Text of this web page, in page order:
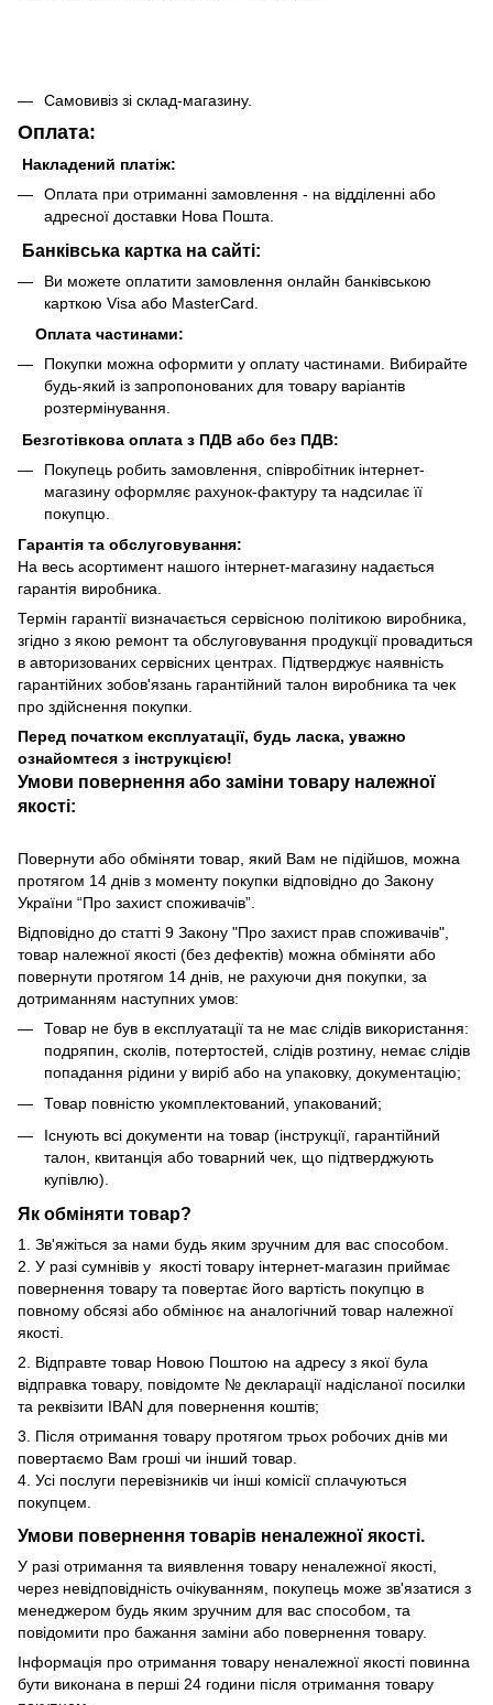
Самовивіз зі склад-магазину.
Оплата:
Накладений платіж:
Оплата при отриманні замовлення - на відділенні або
адресної доставки Нова Пошта.
Банківська картка на сайті:
Ви можете оплатити замовлення онлайн банківською
карткою Visa або MasterCard.
Оплата частинами:
Покупки можна оформити у оплату частинами. Вибирайте
будь-який із запропонованих для товару варіантів
розтермінування.
Безготівкова оплата з ПДВ або без ПДВ:
Покупець робить замовлення, співробітник інтернет-
магазину оформляє рахунок-фактуру та надсилає її
покупцю.
Гарантія та обслуговування:
На весь асортимент нашого інтернет-магазину надається
гарантія виробника.
Термін гарантії визначається сервісною політикою виробника,
згідно з якою ремонт та обслуговування продукції провадиться
в авторизованих сервісних центрах. Підтверджує наявність
гарантійних зобов'язань гарантійний талон виробника та чек
про здійснення покупки.
Перед початком експлуатації, будь ласка, уважно
ознайомтеся з інструкцією!
Умови повернення або заміни товару належної
якості:
Повернути або обміняти товар, який Вам не підійшов, можна
протягом 14 днів з моменту покупки відповідно до Закону
України “Про захист споживачів”.
Відповідно до статті 9 Закону "Про захист прав споживачів",
товар належної якості (без дефектів) можна обміняти або
повернути протягом 14 днів, не рахуючи дня покупки, за
дотриманням наступних умов:
Товар не був в експлуатації та не має слідів використання:
подряпин, сколів, потертостей, слідів розтину, немає слідів
попадання рідини у виріб або на упаковку, документацію;
Товар повністю укомплектований, упакований;
Існують всі документи на товар (інструкції, гарантійний
талон, квитанція або товарний чек, що підтверджують
купівлю).
Як обміняти товар?
1. Зв'яжіться за нами будь яким зручним для вас способом.
2. У разі сумнівів у якості товару інтернет-магазин приймає
повернення товару та повертає його вартість покупцю в
повному обсязі або обмінює на аналогічний товар належної
якості.
2. Відправте товар Новою Поштою на адресу з якої була
відправка товару, повідомте № декларації надісланої посилки
та реквізити IBAN для повернення коштів;
3. Після отримання товару протягом трьох робочих днів ми
повертаємо Вам гроші чи інший товар.
4. Усі послуги перевізників чи інші комісії сплачуються
покупцем.
Умови повернення товарів неналежної якості.
У разі отримання та виявлення товару неналежної якості,
через невідповідність очікуванням, покупець може зв'язатися з
менеджером будь яким зручним для вас способом, та
повідомити про бажання заміни або повернення товару.
Інформація про отримання товару неналежної якості повинна
бути виконана в перші 24 години після отримання товару